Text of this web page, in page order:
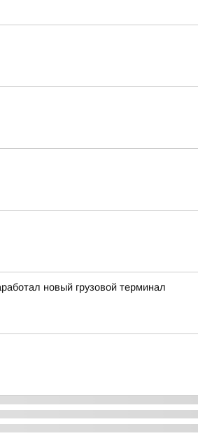
новый грузовой терминал